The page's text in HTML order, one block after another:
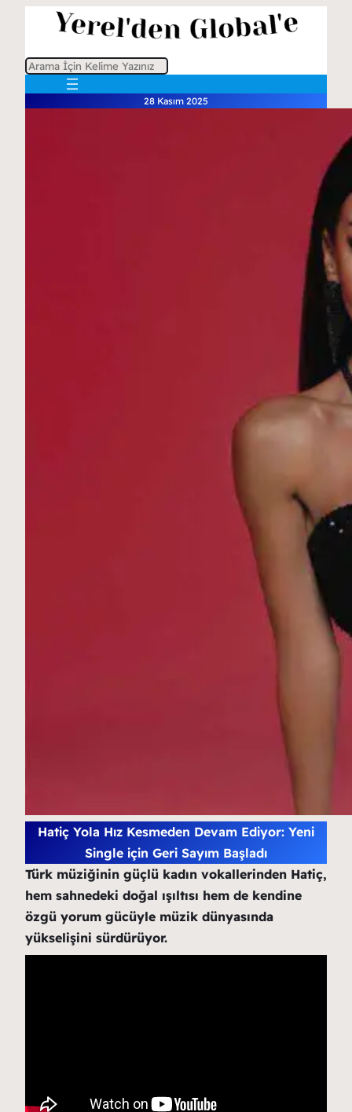
A
a
28 Kasım 2025
Hatiç Yola Hız Kesmeden Devam Ediyor: Yeni
Single için Geri Sayım Başladı
Türk müziğinin güçlü kadın vokallerinden Hatiç,
hem sahnedeki doğal ışıltısı hem de kendine
özgü yorum gücüyle müzik dünyasında
yükselişini sürdürüyor.